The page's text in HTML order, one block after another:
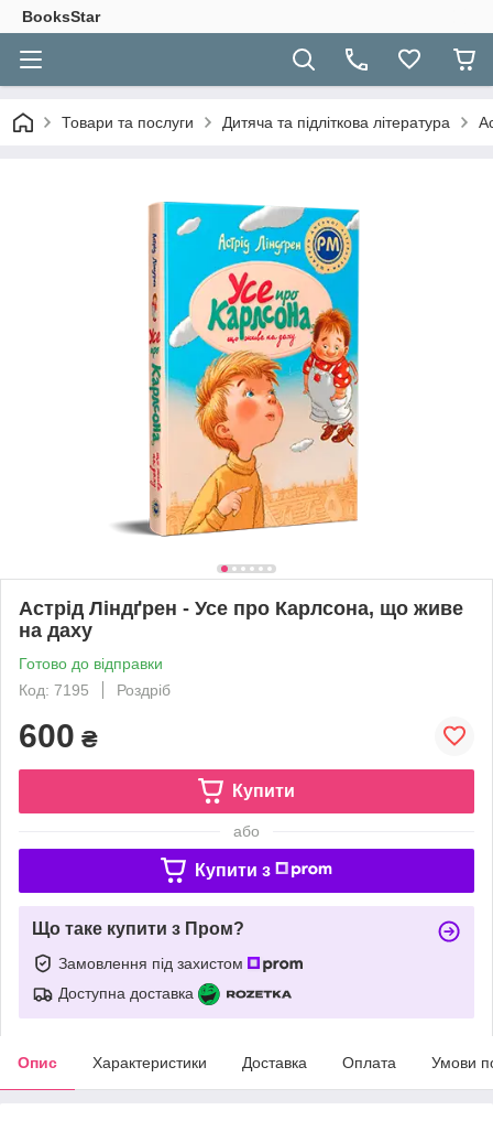
BooksStar
Товари та послуги Дитяча та підліткова література
Астрід Ліндґрен - Усе про Карлсона, що живе
на даху
Готово до відправки
Код: 7195
Роздріб
600 ₴
Купити
або
Купити з
Що таке купити з Пром?
Замовлення під захистом
Доступна доставка
Опис Характеристики Доставка Оплата Умови